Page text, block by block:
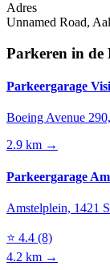
Adres
Unnamed Road,
Parkeren in de
Parkeergarage
Boeing Avenue
2.9 km →
Parkeergarage
Amstelplein, 1421
⭐ 4.4 (8)
4.2 km →